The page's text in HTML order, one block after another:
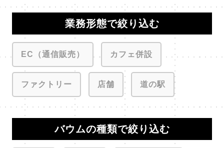
業務形態で絞り込む
EC（通信販売） カフェ併設
ファクトリー 店舗 道の駅
バウムの種類で絞り込む